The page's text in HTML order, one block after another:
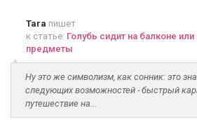
Tara пишет
к статье: Голубь сидит на балконе
предметы
Ну это же символизм, как сонник: это
следующих возможностей - быстрый
путешествие на...